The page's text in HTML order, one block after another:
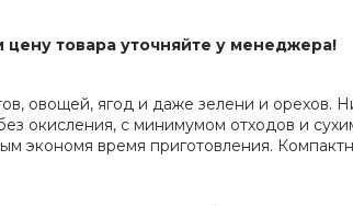
товара уточняйте у менеджера!
овощей, ягод и даже зелени и орехов.
окисления, с минимумом отходов и
экономя время приготовления.